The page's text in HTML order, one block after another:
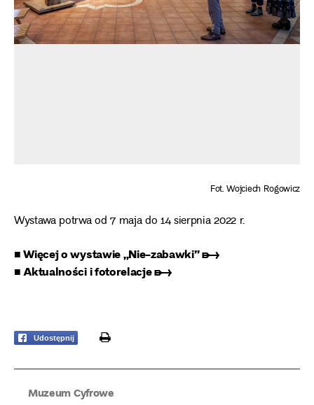
Fot. Wojciech Rogowicz
Wystawa potrwa od 7 maja do 14 sierpnia 2022 r.
■ Więcej o wystawie „Nie-zabawki” ➸
■ Aktualności i fotorelacje ➸
Udostępnij print
Muzeum Cyfrowe